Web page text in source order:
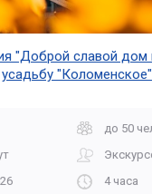
"Доброй славой дом
усадьбу "Коломенское"
до 50
4 часа